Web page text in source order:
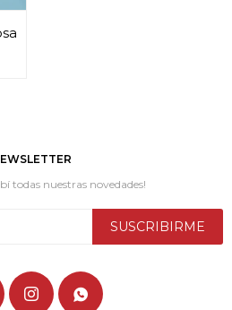
todas nuestras novedades!
SUSCRIBIRME
 